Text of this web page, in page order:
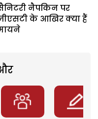
नैपकिन पर
के आखिर क्या हैं